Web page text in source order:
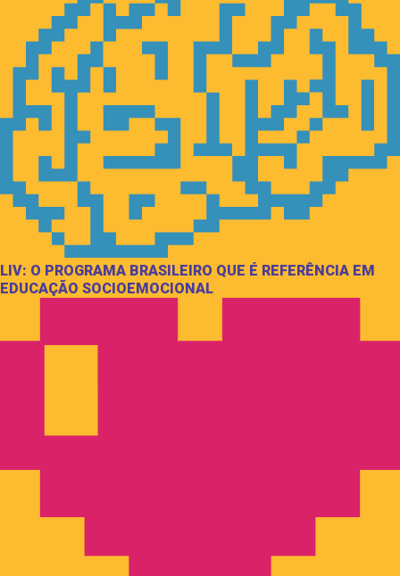
LIV: O PROGRAMA BRASILEIRO QUE É REFERÊNCIA EM
EDUCAÇÃO SOCIOEMOCIONAL